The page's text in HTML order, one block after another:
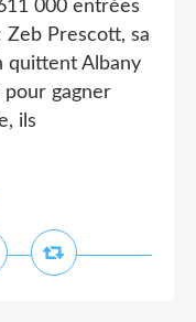
000 entrées
Zeb Prescott, sa
quittent Albany
gagner
ils